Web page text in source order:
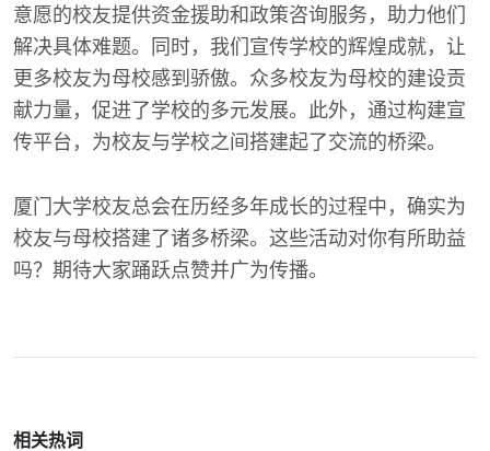
意愿的校友提供资金援助和政策咨询服务，助力他们
解决具体难题。同时，我们宣传学校的辉煌成就，让
更多校友为母校感到骄傲。众多校友为母校的建设贡
献力量，促进了学校的多元发展。此外，通过构建宣
传平台，为校友与学校之间搭建起了交流的桥梁。
厦门大学校友总会在历经多年成长的过程中，确实为
校友与母校搭建了诸多桥梁。这些活动对你有所助益
吗？期待大家踊跃点赞并广为传播。
相关热词